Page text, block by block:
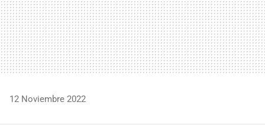
12 Noviembre 2022